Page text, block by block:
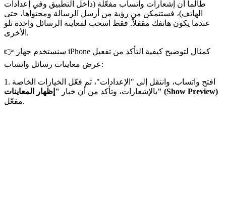
طالما أن إشعارات واتساب مفعّلة (داخل التطبيق وفي إعدادات
الهاتف)، فستتمكن من رؤية من أرسل الرسالة ومحتواها، حتى
عندما يكون هاتفك مقفلاً. فقط اسحب لمعاينة الرسائل واحدة تلو
الأخرى.
👉 سنستخدم جهاز iPhone كمثال لتوضيح كيفية التأكد من تفعيل
عرض معاينات رسائل واتساب:
1. افتح واتساب، وانتقل إلى "الإعدادات"، ثم فعّل الخيارات الخاصة
بالإشعارات، وتأكد من أن خيار"إظهار المعاينات" (Show Preview)
مفعّل.